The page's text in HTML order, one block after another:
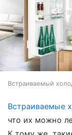
Встраиваемый
Встраиваемые
что их можно